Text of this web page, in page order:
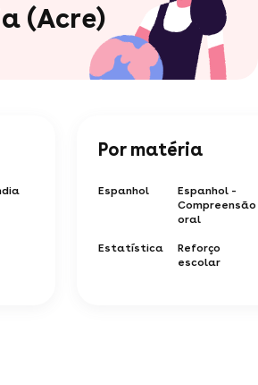
(Acre)
Por matéria
Espanhol
Espanhol -
Compreensão
oral
Estatística
Reforço
escolar